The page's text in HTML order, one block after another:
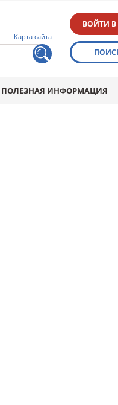
Карта сайта
ВОЙТИ
ПОЛЕЗНАЯ ИНФОРМАЦИЯ